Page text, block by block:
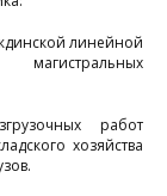
линейной
магистральных
работ
хозяйства